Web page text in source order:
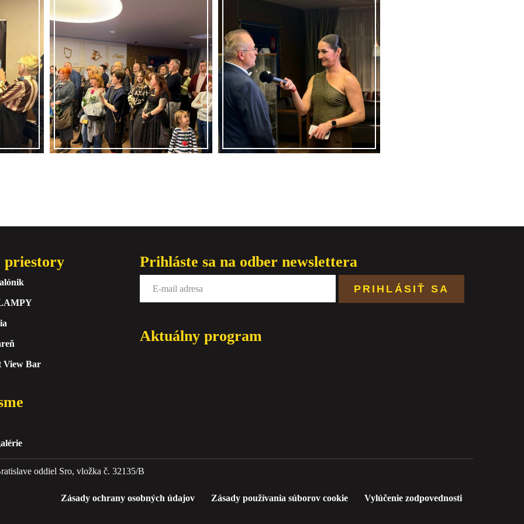
priestory
View Bar
Prihláste sa na odber newslettera
Aktuálny program
oddiel Sro, vložka č. 32135/B
Zásady ochrany osobných údajov Zásady používania súborov cookie Vylúčenie zodpovednosti